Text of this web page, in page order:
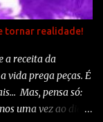
mais necessárias?
Madre Teresa
tornar realidade!
a receita da
vida prega peças. É
Mas, pensa só:
uma vez ao dia?